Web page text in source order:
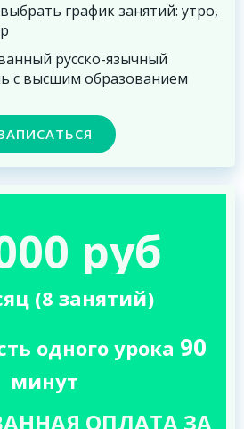
график занятий: утро,
русско-язычный
с высшим образованием
руб
(8 занятий)
одного урока 90
минут
ОПЛАТА ЗА